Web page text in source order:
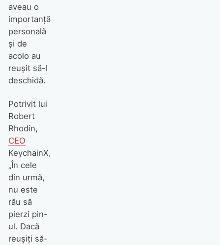
aveau o
importanță
personală
și de
acolo au
reușit să-l
deschidă.
Potrivit lui
Robert
Rhodin,
CEO
KeychainX,
„În cele
din urmă,
nu este
rău să
pierzi pin-
ul. Dacă
reușiți să-